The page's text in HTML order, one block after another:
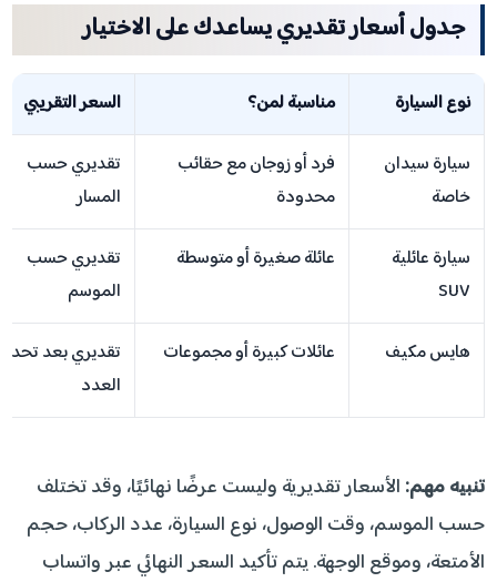
جدول أسعار تقديري يساعدك على الاختيار
نوع السيارة مناسبة لمن؟ السعر التقريبي
سيارة سيدان
خاصة
فرد أو زوجان مع حقائب
محدودة
تقديري حسب
المسار
سيارة عائلية
SUV
عائلة صغيرة أو متوسطة
تقديري حسب
الموسم
هايس مكيف عائلات كبيرة أو مجموعات
تقديري بعد
العدد
تنبيه مهم: الأسعار تقديرية وليست عرضًا نهائيًا، وقد تختلف
حسب الموسم، وقت الوصول، نوع السيارة، عدد الركاب، حجم
الأمتعة، وموقع الوجهة. يتم تأكيد السعر النهائي عبر واتساب